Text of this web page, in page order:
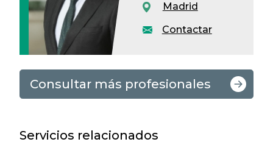
Contactar
Madrid
Consultar más profesionales
Servicios relacionados